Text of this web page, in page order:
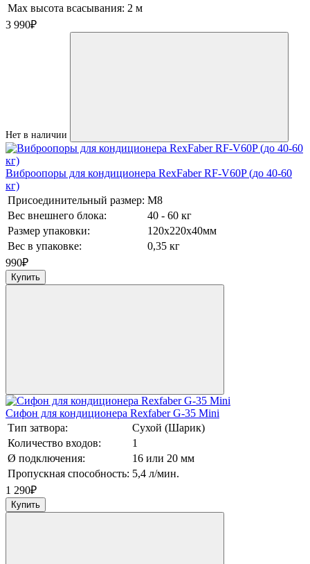
Max высота всасывания: 2 м
3 990₽
Нет в наличии
Виброопоры для кондиционера RexFaber RF-V60P (до 40-60
кг)
Присоединительный размер: М8
Вес внешнего блока:
40 - 60 кг
Размер упаковки:
120х220х40мм
Вес в упаковке:
0,35 кг
990₽
Купить
Сифон для кондиционера Rexfaber G-35 Mini
Тип затвора:
Сухой (Шарик)
Количество входов:
1
Ø подключения:
16 или 20 мм
Пропускная способность: 5,4 л/мин.
1 290₽
Купить